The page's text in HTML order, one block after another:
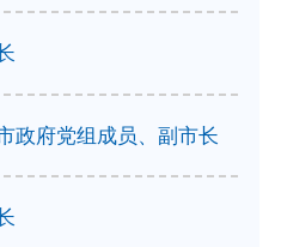
政府党组成员、副市长